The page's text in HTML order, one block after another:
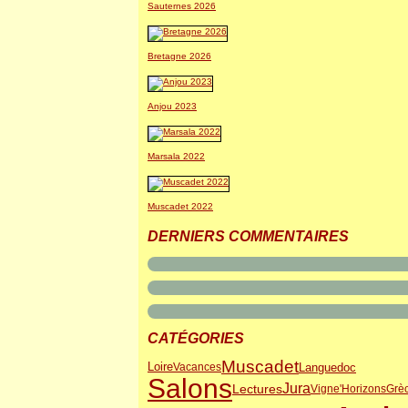
Sauternes 2026
Bretagne 2026
Anjou 2023
Marsala 2022
Muscadet 2022
DERNIERS COMMENTAIRES
CATÉGORIES
LoireVacancesMuscadetLanguedoc
SalonsLecturesJuraVigne'Horizons